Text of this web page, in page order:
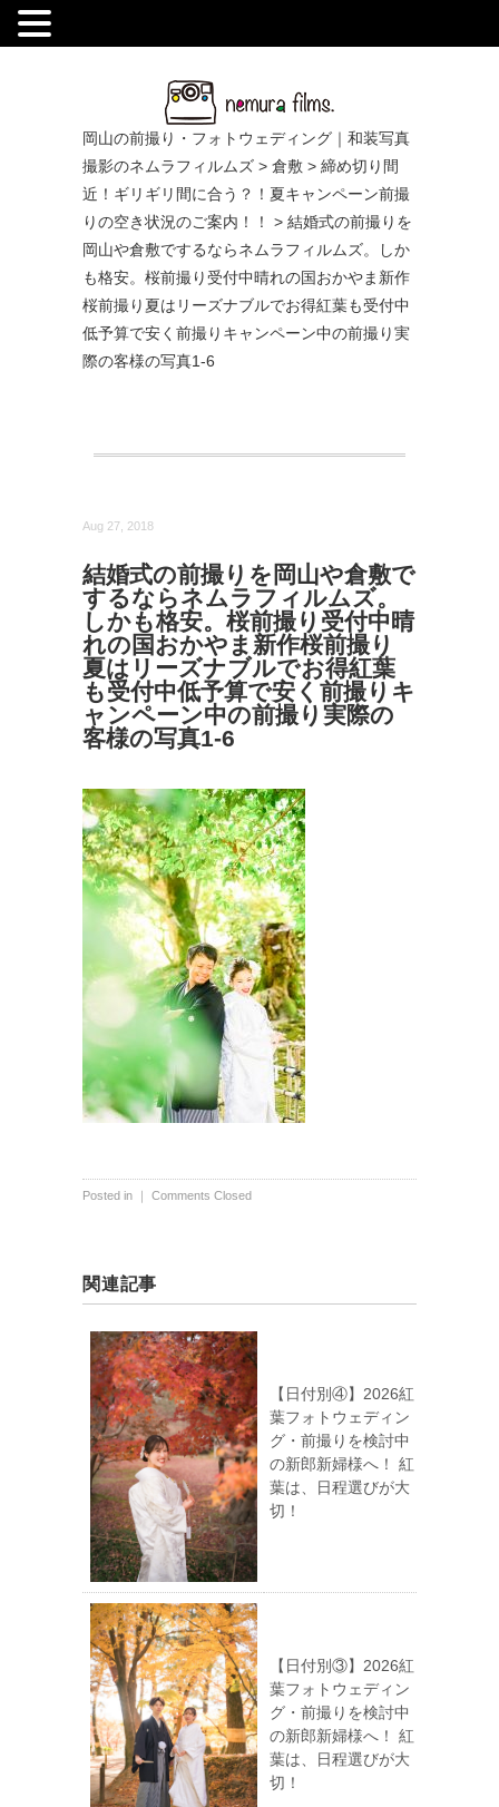
岡山の前撮り・フォトウェディング｜和装写真
撮影のネムラフィルムズ > 倉敷 > 締め切り間
近！ギリギリ間に合う？！夏キャンペーン前撮
りの空き状況のご案内！！
> 結婚式の前撮りを
岡山や倉敷でするならネムラフィルムズ。しか
も格安。桜前撮り受付中晴れの国おかやま新作
桜前撮り夏はリーズナブルでお得紅葉も受付中
低予算で安く前撮りキャンペーン中の前撮り実
際の客様の写真1-6
Aug 27, 2018
結婚式の前撮りを岡山や倉敷で
するならネムラフィルムズ。
しかも格安。桜前撮り受付中晴
れの国おかやま新作桜前撮り
夏はリーズナブルでお得紅葉
も受付中低予算で安く前撮りキ
ャンペーン中の前撮り実際の
客様の写真1-6
Posted in ｜ Comments Closed
関連記事
【日付別④】2026紅
葉フォトウェディン
グ・前撮りを検討中
の新郎新婦様へ！ 紅
葉は、日程選びが大
切！
【日付別③】2026紅
葉フォトウェディン
グ・前撮りを検討中
の新郎新婦様へ！ 紅
葉は、日程選びが大
切！